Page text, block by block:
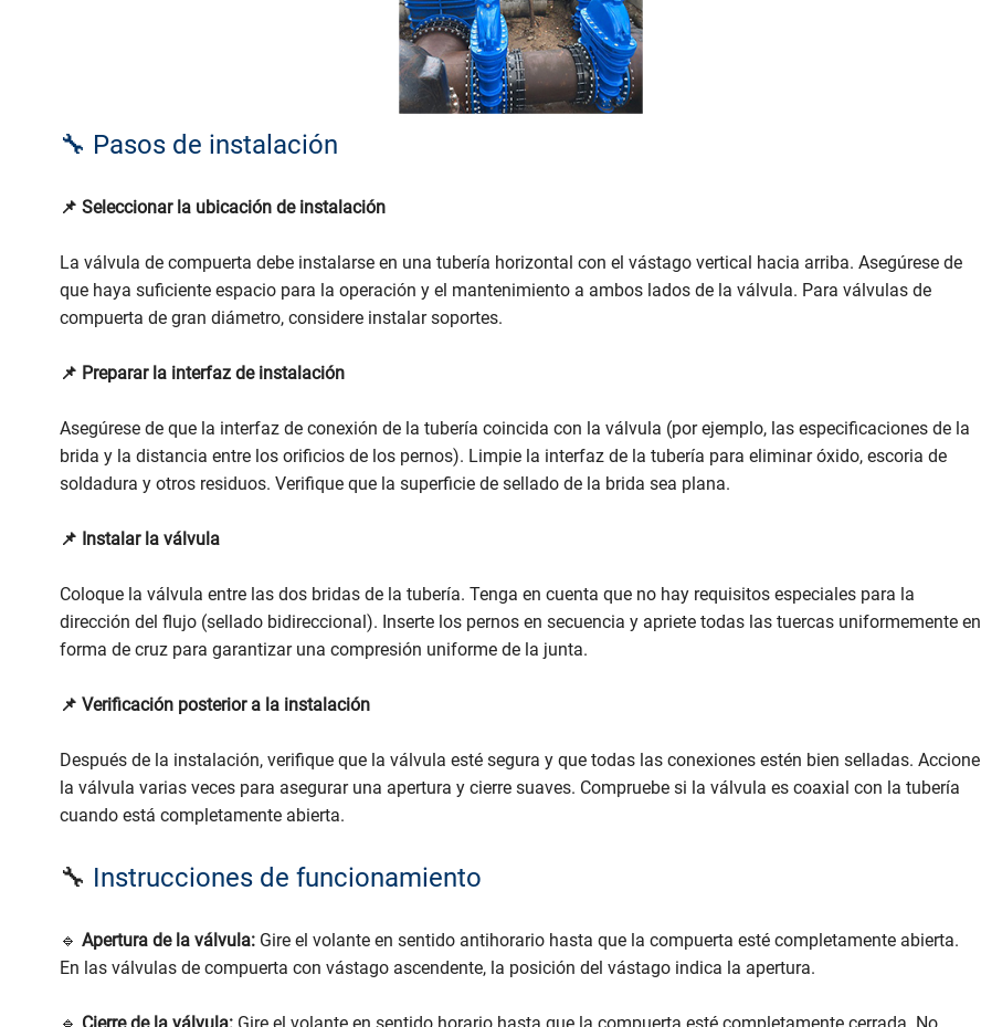
🔧 Pasos de instalación
📌 Seleccionar la ubicación de instalación
La válvula de compuerta debe instalarse en una tubería horizontal con el vástago vertical hacia arriba. Asegúrese de
que haya suficiente espacio para la operación y el mantenimiento a ambos lados de la válvula. Para válvulas de
compuerta de gran diámetro, considere instalar soportes.
📌 Preparar la interfaz de instalación
Asegúrese de que la interfaz de conexión de la tubería coincida con la válvula (por ejemplo, las especificaciones de la
brida y la distancia entre los orificios de los pernos). Limpie la interfaz de la tubería para eliminar óxido, escoria de
soldadura y otros residuos. Verifique que la superficie de sellado de la brida sea plana.
📌 Instalar la válvula
Coloque la válvula entre las dos bridas de la tubería. Tenga en cuenta que no hay requisitos especiales para la
dirección del flujo (sellado bidireccional). Inserte los pernos en secuencia y apriete todas las tuercas uniformemente en
forma de cruz para garantizar una compresión uniforme de la junta.
📌 Verificación posterior a la instalación
Después de la instalación, verifique que la válvula esté segura y que todas las conexiones estén bien selladas. Accione
la válvula varias veces para asegurar una apertura y cierre suaves. Compruebe si la válvula es coaxial con la tubería
cuando está completamente abierta.
🔧 Instrucciones de funcionamiento
🔹 Apertura de la válvula:Gire el volante en sentido antihorario hasta que la compuerta esté completamente abierta.
En las válvulas de compuerta con vástago ascendente, la posición del vástago indica la apertura.